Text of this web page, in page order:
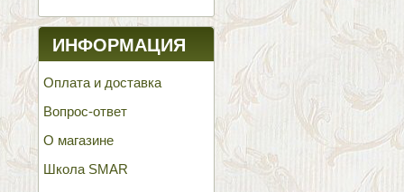
ИНФОРМАЦИЯ
Оплата и доставка
Вопрос-ответ
О магазине
Школа SMAR